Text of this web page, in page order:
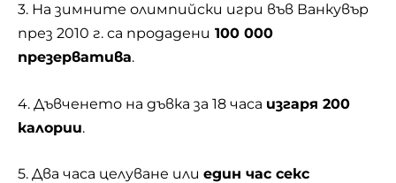
3. На зимните олимпийски игри във Ванкувър
през 2010 г. са продадени 100 000
презерватива.
4. Дъвченето на дъвка за 18 часа изгаря 200
калории.
5. Два часа целуване или един час секс